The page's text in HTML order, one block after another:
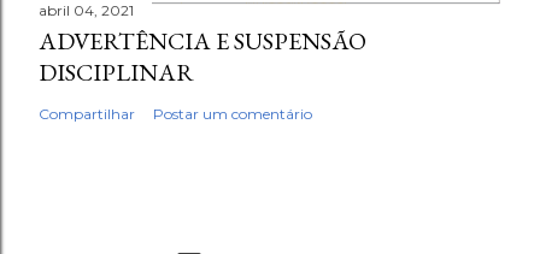
abril 04, 2021
ADVERTÊNCIA E SUSPENSÃO
DISCIPLINAR
Compartilhar Postar um comentário